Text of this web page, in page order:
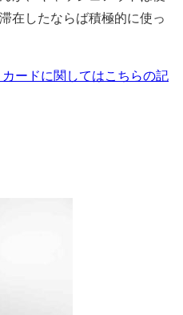
在したならば積極的に使っ
ードに関してはこちらの記